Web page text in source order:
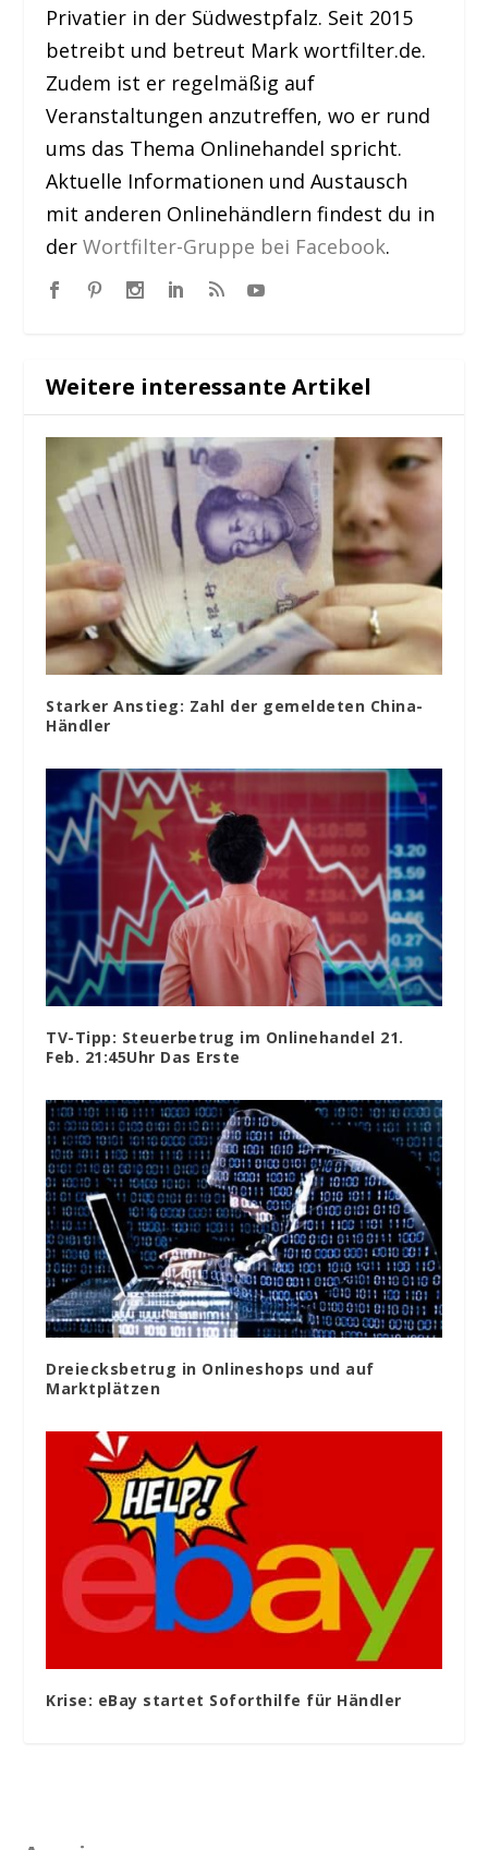
Privatier in der Südwestpfalz. Seit 2015
betreibt und betreut Mark wortfilter.de.
Zudem ist er regelmäßig auf
Veranstaltungen anzutreffen, wo er rund
ums das Thema Onlinehandel spricht.
Aktuelle Informationen und Austausch
mit anderen Onlinehändlern findest du in
derWortfilter-Gruppe bei Facebook.
Weitere interessante Artikel
Starker Anstieg: Zahl der gemeldeten China-
Händler
TV-Tipp: Steuerbetrug im Onlinehandel 21.
Feb. 21:45Uhr Das Erste
Dreiecksbetrug in Onlineshops und auf
Marktplätzen
Krise: eBay startet Soforthilfe für Händler